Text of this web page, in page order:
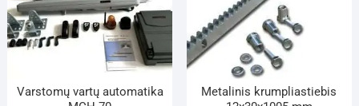
Varstomų vartų automatika
Metalinis krumpliastiebis